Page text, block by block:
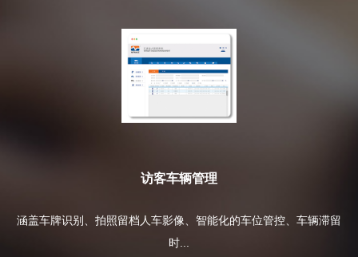
访客车辆管理
涵盖车牌识别、拍照留档人车影像、智能化的车位管控、车辆滞留
时...